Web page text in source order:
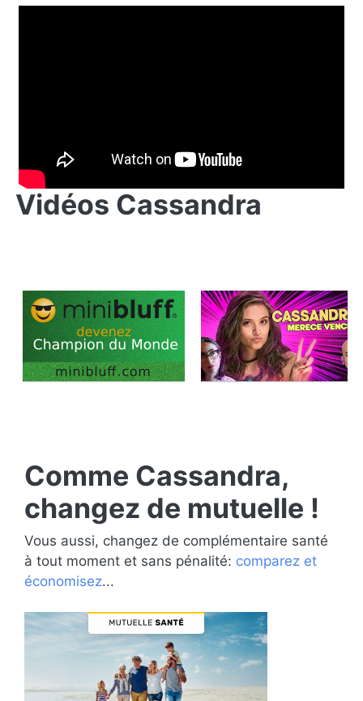
Vidéos Cassandra
Comme Cassandra,
changez de mutuelle !
Vous aussi, changez de complémentaire santé
à tout moment et sans pénalité: comparez et
économisez...